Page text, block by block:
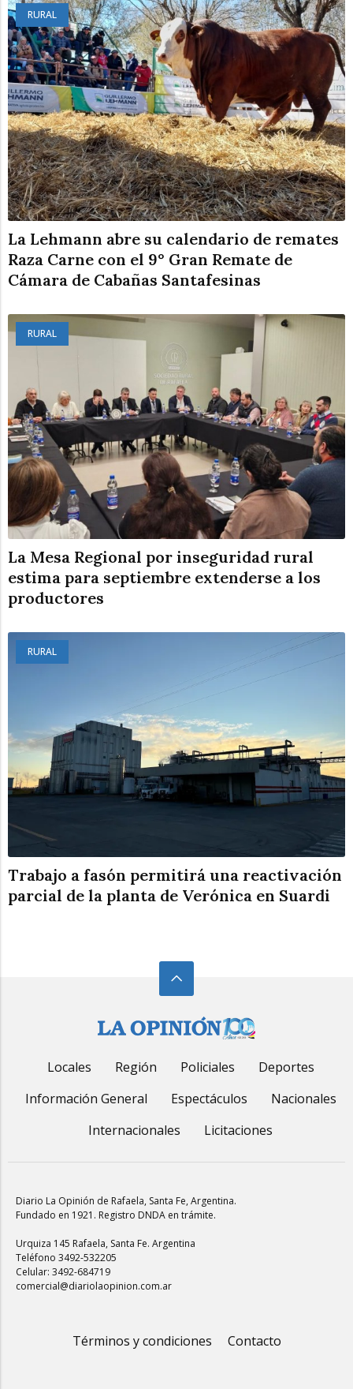
RURAL
La Lehmann abre su calendario de remates
Raza Carne con el 9° Gran Remate de
Cámara de Cabañas Santafesinas
RURAL
La Mesa Regional por inseguridad rural
estima para septiembre extenderse a los
productores
RURAL
Trabajo a fasón permitirá una reactivación
parcial de la planta de Verónica en Suardi
Locales Región Policiales
Deportes
Información General
Espectáculos
Nacionales
Internacionales
Licitaciones
Diario La Opinión de Rafaela, Santa Fe, Argentina.
Fundado en 1921. Registro DNDA en trámite.
Urquiza 145 Rafaela, Santa Fe. Argentina
Teléfono 3492-532205
Celular: 3492-684719
comercial@diariolaopinion.com.ar
Términos y condiciones Contacto